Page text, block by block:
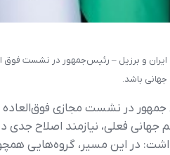
ایران و برزیل – رئیس‌جمهور در نشست
باشد.
در نشست مجازی فوق‌العاده
جهانی فعلی، نیازمند اصلاح جدی
داشت: در این مسیر، گروه‌هایی